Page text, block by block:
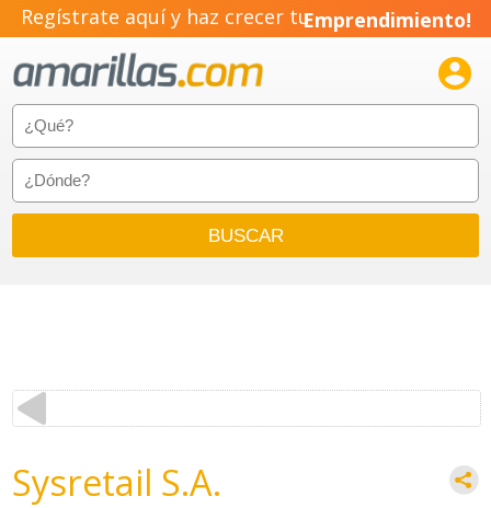
Regístrate aquí y haz crecer tuEmprendimiento!

Sysretail S.A.